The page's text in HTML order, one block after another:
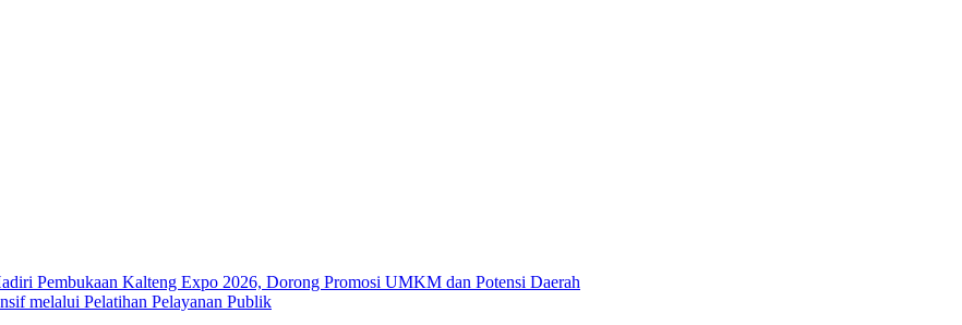
Pembukaan Kalteng Expo 2026, Dorong Promosi UMKM dan Potensi Daerah
melalui Pelatihan Pelayanan Publik